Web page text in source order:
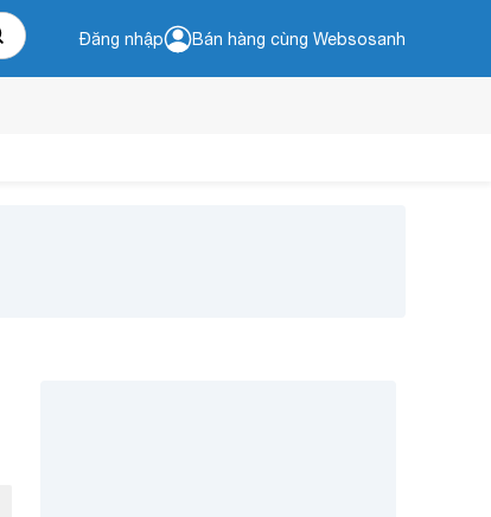
Đăng nhập Bán hàng cùng Websosanh